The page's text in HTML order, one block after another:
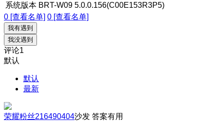
系统版本 BRT-W09 5.0.0.156(C00E153R3P5)
0 [查看名单] 0 [查看名单]
我有遇到
我没遇到
评论1
默认
默认
最新
荣耀粉丝216490404沙发 答案有用